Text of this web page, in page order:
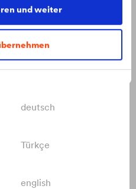
und weiter
slovenčina
français
deutsch
Türkçe
english
Aussicht ins Grüne
Stadtteil geprägt von